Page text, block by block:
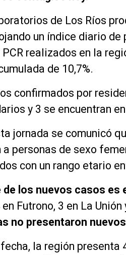
de Los Ríos
un índice diario
realizados en la
de 10,7%.
confirmados por
y 3 se encuentran
jornada se comunicó
a personas de sexo
con un rango etario
de los nuevos casos es
Futrono, 3 en La
no presentaron
la región presenta